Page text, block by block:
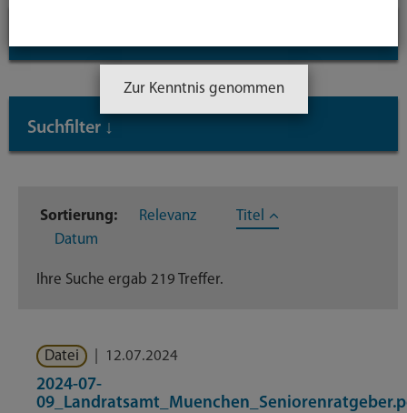
Enter-
Taste
Inhaltstyp: Dateien
Suchfilter ↓
Dateien
Sortierung: Relevanz
Titel
Datum
Ihre Suche ergab 219 Treffer.
Datei 12.07.2024
2024-07-
Zur Kenntnis genommen